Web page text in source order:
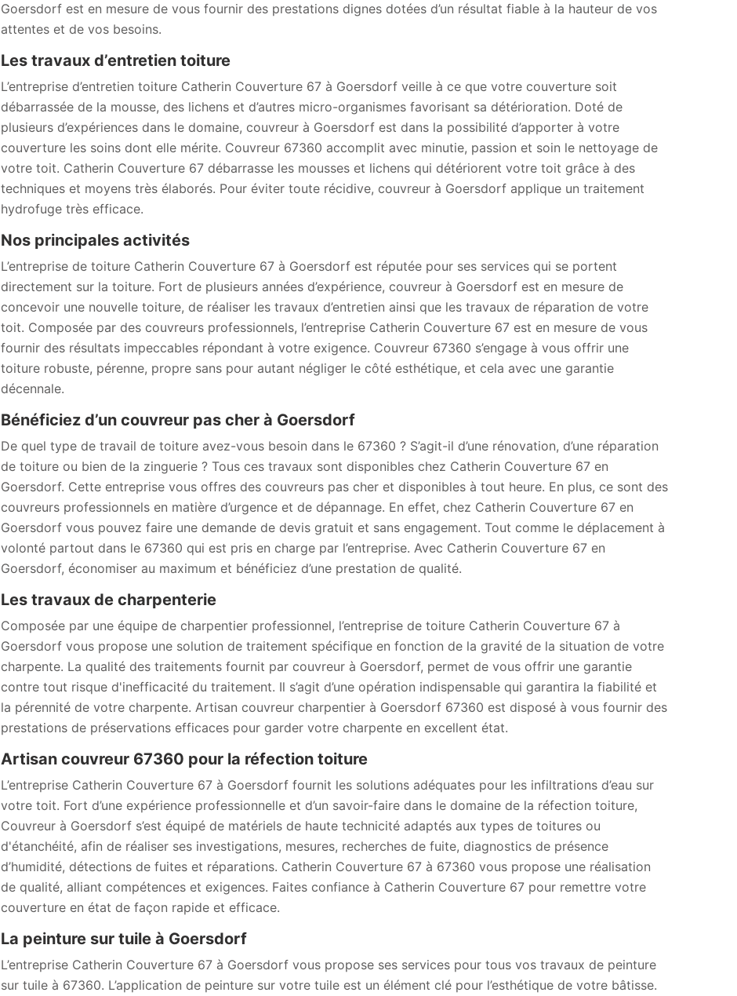
Goersdorf est en mesure de vous fournir des prestations dignes dotées d’un résultat fiable à la hauteur de vos
attentes et de vos besoins.
Les travaux d’entretien toiture
L’entreprise d’entretien toiture Catherin Couverture 67 à Goersdorf veille à ce que votre couverture soit
débarrassée de la mousse, des lichens et d’autres micro-organismes favorisant sa détérioration. Doté de
plusieurs d’expériences dans le domaine, couvreur à Goersdorf est dans la possibilité d’apporter à votre
couverture les soins dont elle mérite. Couvreur 67360 accomplit avec minutie, passion et soin le nettoyage de
votre toit. Catherin Couverture 67 débarrasse les mousses et lichens qui détériorent votre toit grâce à des
techniques et moyens très élaborés. Pour éviter toute récidive, couvreur à Goersdorf applique un traitement
hydrofuge très efficace.
Nos principales activités
L’entreprise de toiture Catherin Couverture 67 à Goersdorf est réputée pour ses services qui se portent
directement sur la toiture. Fort de plusieurs années d’expérience, couvreur à Goersdorf est en mesure de
concevoir une nouvelle toiture, de réaliser les travaux d’entretien ainsi que les travaux de réparation de votre
toit. Composée par des couvreurs professionnels, l’entreprise Catherin Couverture 67 est en mesure de vous
fournir des résultats impeccables répondant à votre exigence. Couvreur 67360 s’engage à vous offrir une
toiture robuste, pérenne, propre sans pour autant négliger le côté esthétique, et cela avec une garantie
décennale.
Bénéficiez d’un couvreur pas cher à Goersdorf
De quel type de travail de toiture avez-vous besoin dans le 67360 ? S’agit-il d’une rénovation, d’une réparation
de toiture ou bien de la zinguerie ? Tous ces travaux sont disponibles chez Catherin Couverture 67 en
Goersdorf. Cette entreprise vous offres des couvreurs pas cher et disponibles à tout heure. En plus, ce sont des
couvreurs professionnels en matière d’urgence et de dépannage. En effet, chez Catherin Couverture 67 en
Goersdorf vous pouvez faire une demande de devis gratuit et sans engagement. Tout comme le déplacement à
volonté partout dans le 67360 qui est pris en charge par l’entreprise. Avec Catherin Couverture 67 en
Goersdorf, économiser au maximum et bénéficiez d’une prestation de qualité.
Les travaux de charpenterie
Composée par une équipe de charpentier professionnel, l’entreprise de toiture Catherin Couverture 67 à
Goersdorf vous propose une solution de traitement spécifique en fonction de la gravité de la situation de votre
charpente. La qualité des traitements fournit par couvreur à Goersdorf, permet de vous offrir une garantie
contre tout risque d'inefficacité du traitement. Il s’agit d’une opération indispensable qui garantira la fiabilité et
la pérennité de votre charpente. Artisan couvreur charpentier à Goersdorf 67360 est disposé à vous fournir des
prestations de préservations efficaces pour garder votre charpente en excellent état.
Artisan couvreur 67360 pour la réfection toiture
L’entreprise Catherin Couverture 67 à Goersdorf fournit les solutions adéquates pour les infiltrations d’eau sur
votre toit. Fort d’une expérience professionnelle et d’un savoir-faire dans le domaine de la réfection toiture,
Couvreur à Goersdorf s’est équipé de matériels de haute technicité adaptés aux types de toitures ou
d'étanchéité, afin de réaliser ses investigations, mesures, recherches de fuite, diagnostics de présence
d’humidité, détections de fuites et réparations. Catherin Couverture 67 à 67360 vous propose une réalisation
de qualité, alliant compétences et exigences. Faites confiance à Catherin Couverture 67 pour remettre votre
couverture en état de façon rapide et efficace.
La peinture sur tuile à Goersdorf
L’entreprise Catherin Couverture 67 à Goersdorf vous propose ses services pour tous vos travaux de peinture
sur tuile à 67360. L’application de peinture sur votre tuile est un élément clé pour l’esthétique de votre bâtisse.